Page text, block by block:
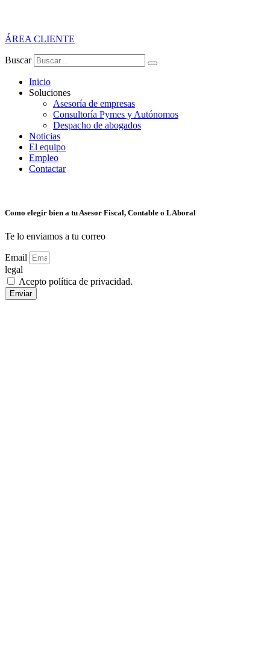
ÁREA CLIENTE
Buscar
Inicio
Soluciones
Asesoría de empresas
Consultoría Pymes y Autónomos
Despacho de abogados
Noticias
El equipo
Empleo
Contactar
Como elegir bien a tu Asesor Fiscal, Contable o LAboral
Te lo enviamos a tu correo
Email
legal
Acepto política de privacidad.
Enviar